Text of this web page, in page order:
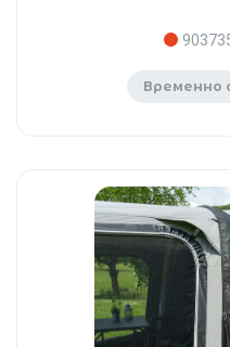
Временно